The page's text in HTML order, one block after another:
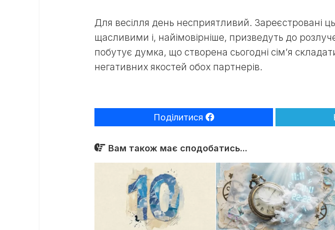
Для весілля день несприятливий. Зареєстровані
щасливими і, найімовірніше, призведуть до
побутує думка, що створена сьогодні сім’я
негативних якостей обох партнерів.
Поділитися
Вам також має сподобатись...